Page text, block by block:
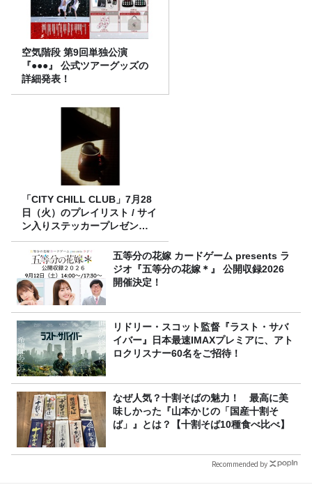
空気階段 第9回単独公演
『●●●』 公式ツアーグッズの
詳細発表！
「CITY CHILL CLUB」7月28
日（火）のプレイリスト / サイ
ン入りステッカープレゼント
有り
五等分の花嫁 カードゲーム presents ラ
ジオ『五等分の花嫁＊』 公開収録2026
開催決定！
リドリー・スコット監督『ラスト・サバ
イバー』日本最速IMAXプレミアに、アト
ロクリスナー60名をご招待！
なぜ人気？十割そばの魅力！ 最高に美
味しかった『山本かじの「国産十割そ
ば」』とは？【十割そば10種食べ比べ】
Recommended by